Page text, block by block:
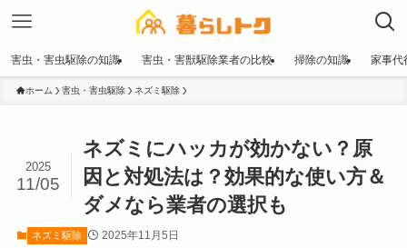
害虫・害虫駆除の知識 害虫・害獣駆除業者の比較 掃除の知識 家事代
ホーム 害虫・害虫駆除 ネズミ駆除
ネズミにハッカが効かない？原
因と対処法は？効果的な使い方＆
ダメなら業者の選択も
2025
11/05
ネズミ駆除 2025年11月5日